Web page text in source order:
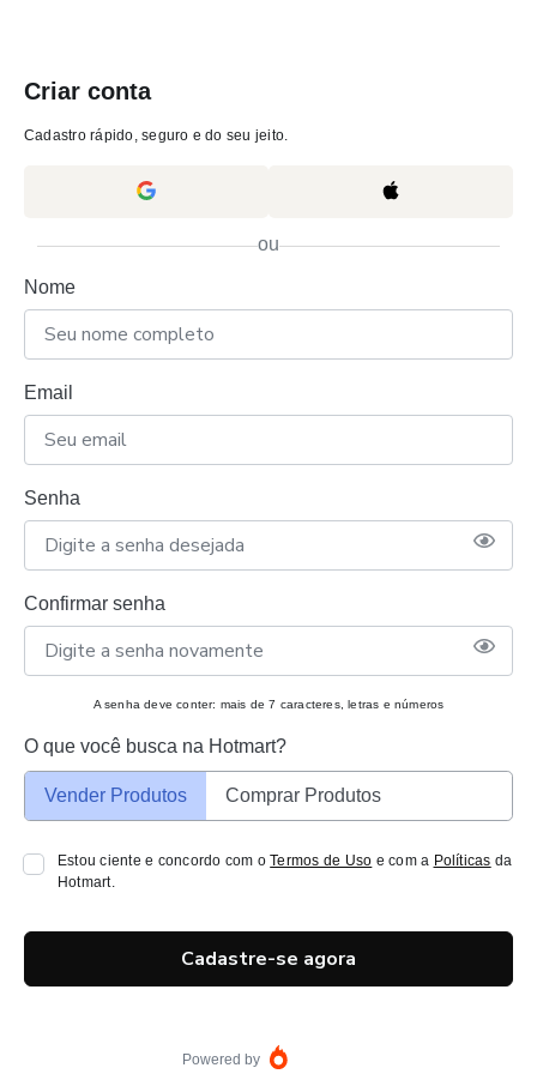
Criar conta
Cadastro rápido, seguro e do seu jeito.
ou
Nome
Email
Senha
Confirmar senha
A senha deve conter: mais de 7 caracteres, letras e números
O que você busca na Hotmart?
Vender Produtos Comprar Produtos
Estou ciente e concordo com oTermos de Uso e com a Políticas da
Hotmart.
Cadastre-se agora
Powered by